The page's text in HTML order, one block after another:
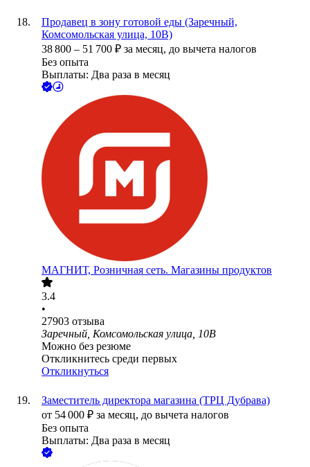
Продавец в зону готовой еды (Заречный,
Комсомольская улица, 10В)
38 800 – 51 700 ₽ за месяц, до вычета налогов
Без опыта
Выплаты: Два раза в месяц
МАГНИТ, Розничная сеть. Магазины продуктов
3.4
•
27903 отзыва
Заречный, Комсомольская улица, 10В
Можно без резюме
Откликнитесь среди первых
Откликнуться
Заместитель директора магазина (ТРЦ Дубрава)
от 54 000 ₽ за месяц, до вычета налогов
Без опыта
Выплаты: Два раза в месяц